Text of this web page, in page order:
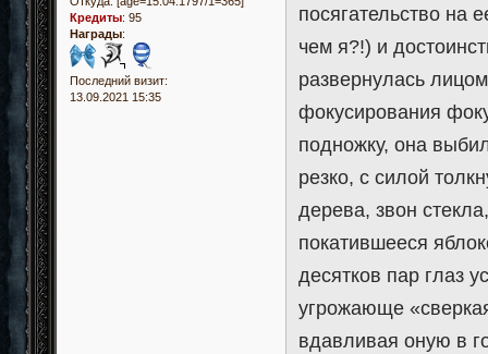
Кредиты: 95
Награды:
Последний визит:
13.09.2021 15:35
посягательство на
чем я?!) и
развернулась
фокусирования
подножку, она
резко, с силой
дерева, звон
покатившееся
десятков пар глаз
угрожающе
вдавливая оную в